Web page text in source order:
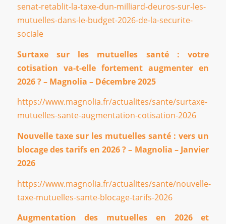
senat-retablit-la-taxe-dun-milliard-deuros-sur-les-
mutuelles-dans-le-budget-2026-de-la-securite-
sociale
Surtaxe sur les mutuelles santé : votre
cotisation va-t-elle fortement augmenter en
2026 ? – Magnolia – Décembre 2025
https://www.magnolia.fr/actualites/sante/surtaxe-
mutuelles-sante-augmentation-cotisation-2026
Nouvelle taxe sur les mutuelles santé : vers un
blocage des tarifs en 2026 ? – Magnolia – Janvier
2026
https://www.magnolia.fr/actualites/sante/nouvelle-
taxe-mutuelles-sante-blocage-tarifs-2026
Augmentation des mutuelles en 2026 et